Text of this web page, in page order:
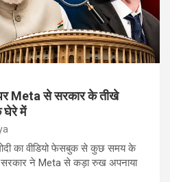
पर Meta से सरकार के तीखे
घेरे में
का वीडियो फेसबुक से कुछ समय के
ने Meta से कड़ा रुख अपनाया